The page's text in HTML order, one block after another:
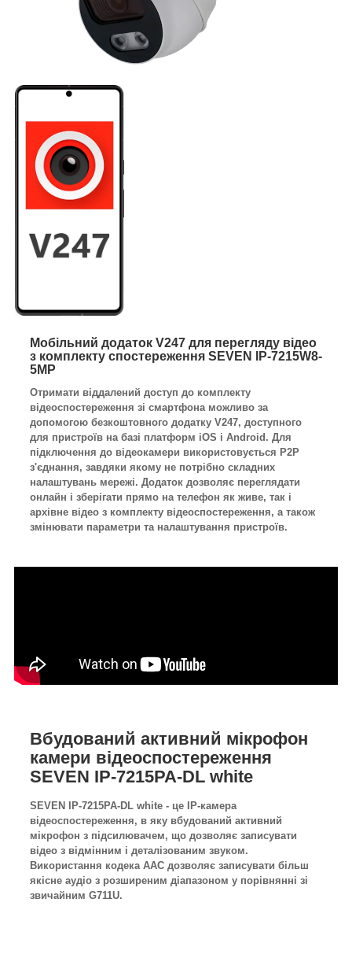
Мобільний додаток V247 для перегляду відео
з комплекту спостереження SEVEN IP-7215W8-
5MP
Отримати віддалений доступ до комплекту
відеоспостереження зі смартфона можливо за
допомогою безкоштовного додатку V247, доступного
для пристроїв на базі платформ iOS і Android. Для
підключення до відеокамери використовується P2P
з'єднання, завдяки якому не потрібно складних
налаштувань мережі. Додаток дозволяє переглядати
онлайн і зберігати прямо на телефон як живе, так і
архівне відео з комплекту відеоспостереження, а також
змінювати параметри та налаштування пристроїв.
Вбудований активний мікрофон
камери відеоспостереження
SEVEN IP-7215PA-DL white
SEVEN IP-7215PA-DL white - це IP-камера
відеоспостереження, в яку вбудований активний
мікрофон з підсилювачем, що дозволяє записувати
відео з відмінним і деталізованим звуком.
Використання кодека AAC дозволяє записувати більш
якісне аудіо з розширеним діапазоном у порівнянні зі
звичайним G711U.